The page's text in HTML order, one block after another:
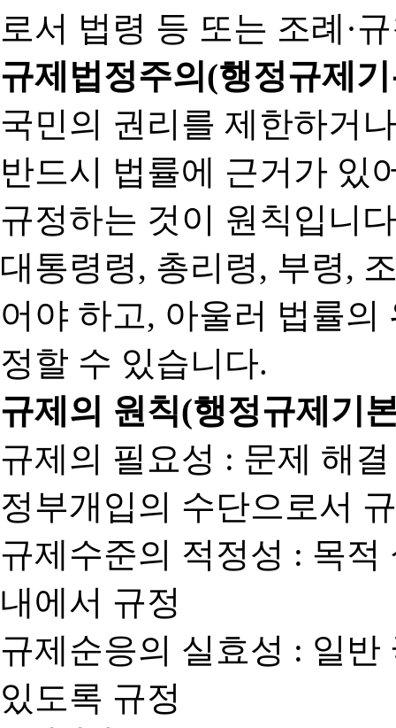
로서 법령 등 또는 조례·
규제법정주의(행정규제
국민의 권리를 제한하거
반드시 법률에 근거가 있
규정하는 것이 원칙입니
대통령령, 총리령, 부령,
어야 하고, 아울러 법률
정할 수 있습니다.
규제의 원칙(행정규제기
규제의 필요성 : 문제 해
정부개입의 수단으로서
규제수준의 적정성 : 목
내에서 규정
규제순응의 실효성 : 일
있도록 규정